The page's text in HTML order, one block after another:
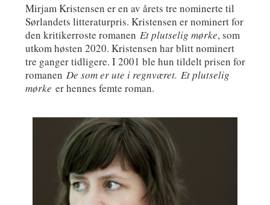
Mirjam Kristensen er en av årets tre nominerte til
Sørlandets litteraturpris. Kristensen er nominert for
den kritikerroste romanen Et plutselig mørke, som
utkom høsten 2020. Kristensen har blitt nominert
tre ganger tidligere. I 2001 ble hun tildelt prisen for
romanen De som er ute i regnværet. Et plutselig
mørke er hennes femte roman.